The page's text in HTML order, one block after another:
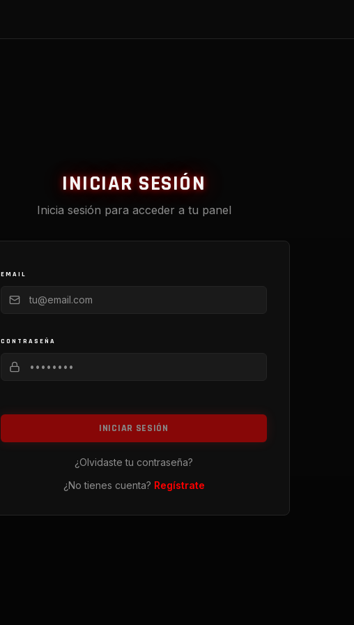
INICIAR SESIÓN
Inicia sesión para acceder a tu panel
EMAIL
CONTRASEÑA
INICIAR SESIÓN
¿Olvidaste tu contraseña?
¿No tienes cuenta? Regístrate